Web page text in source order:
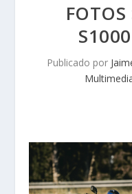
Publicado por